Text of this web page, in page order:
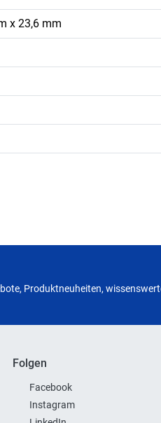
x 23,6 mm
Produktneuheiten,
Folgen
Facebook
Instagram